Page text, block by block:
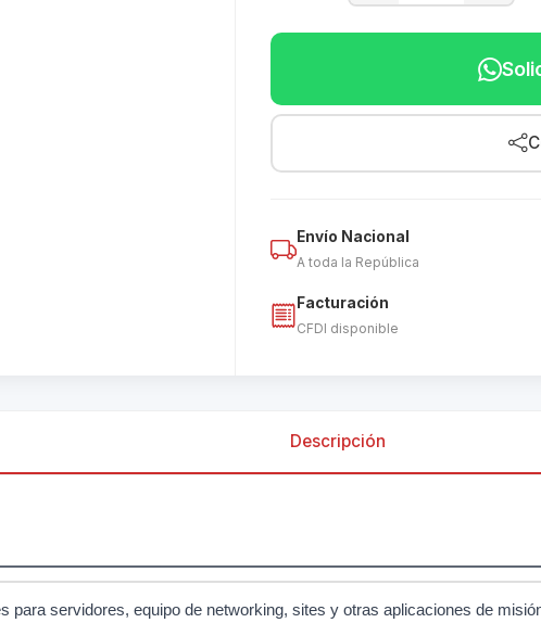
Envío Nacional
A toda la República
Facturación
CFDI disponible
Descripción
para servidores, equipo de networking, sites y otras aplicaciones de